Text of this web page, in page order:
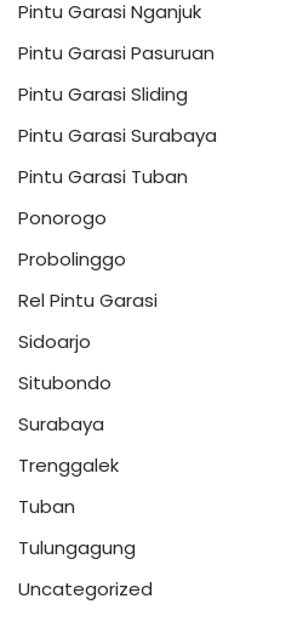
Pintu Garasi Nganjuk
Pintu Garasi Pasuruan
Pintu Garasi Sliding
Pintu Garasi Surabaya
Pintu Garasi Tuban
Ponorogo
Probolinggo
Rel Pintu Garasi
Sidoarjo
Situbondo
Surabaya
Trenggalek
Tuban
Tulungagung
Uncategorized